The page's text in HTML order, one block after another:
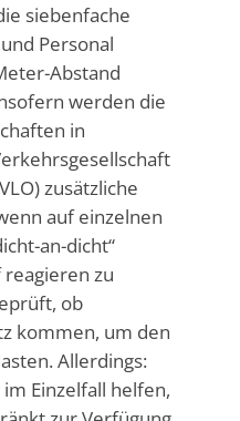
siebenfache
Personal
Abstand
werden die
in
zusätzliche
auf einzelnen
an-dicht“
zu
ob
kommen, um den
Allerdings:
Einzelfall helfen,